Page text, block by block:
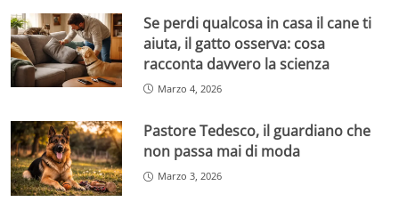
Se perdi qualcosa in casa il cane ti
aiuta, il gatto osserva: cosa
racconta davvero la scienza
Marzo 4, 2026
Pastore Tedesco, il guardiano che
non passa mai di moda
Marzo 3, 2026